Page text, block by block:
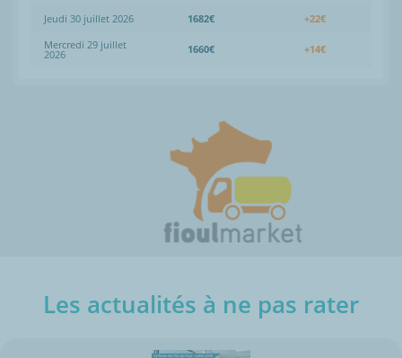
Jeudi 30 juillet 2026 1682€
+22€
Mercredi 29 juillet
2026 1660€ +14€
Les actualités à ne pas rater